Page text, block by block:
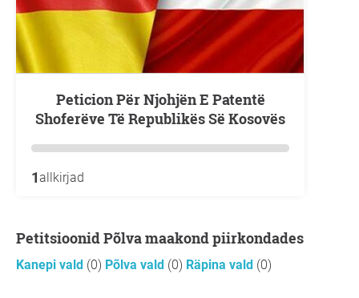
Peticion Për Njohjën E Patentë
Shoferëve Të Republikës Së Kosovës
1allkirjad
Petitsioonid Põlva maakond piirkondades
Kanepi vald (0) Põlva vald (0) Räpina vald (0)